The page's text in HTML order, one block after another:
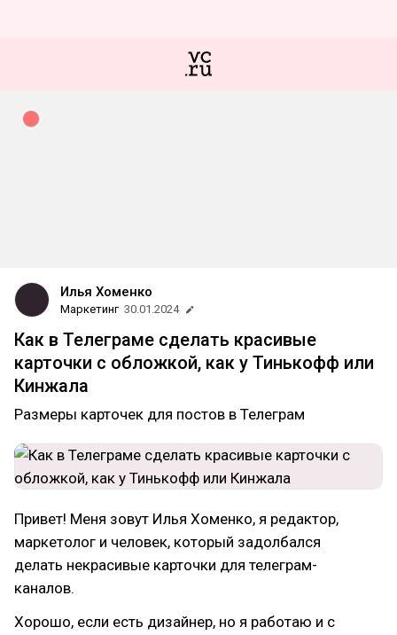
Илья Хоменко
Маркетинг 30.01.2024
Как в Телеграме сделать красивые
карточки с обложкой, как у Тинькофф или
Кинжала
Размеры карточек для постов в Телеграм
Привет! Меня зовут Илья Хоменко, я редактор,
маркетолог и человек, который задолбался
делать некрасивые карточки для телеграм-
каналов.
Хорошо, если есть дизайнер, но я работаю и с